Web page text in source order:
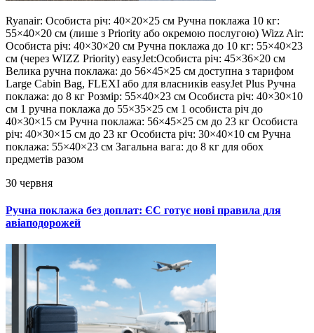
Ryanair: Особиста річ: 40×20×25 см Ручна поклажа 10 кг:
55×40×20 см (лише з Priority або окремою послугою) Wizz Air:
Особиста річ: 40×30×20 см Ручна поклажа до 10 кг: 55×40×23
см (через WIZZ Priority) easyJet:Особиста річ: 45×36×20 см
Велика ручна поклажа: до 56×45×25 см доступна з тарифом
Large Cabin Bag, FLEXI або для власників easyJet Plus Ручна
поклажа: до 8 кг Розмір: 55×40×23 см Особиста річ: 40×30×10
см 1 ручна поклажа до 55×35×25 см 1 особиста річ до
40×30×15 см Ручна поклажа: 56×45×25 см до 23 кг Особиста
річ: 40×30×15 см до 23 кг Особиста річ: 30×40×10 см Ручна
поклажа: 55×40×23 см Загальна вага: до 8 кг для обох
предметів разом
30 червня
Ручна поклажа без доплат: ЄС готує нові правила для
авіаподорожей